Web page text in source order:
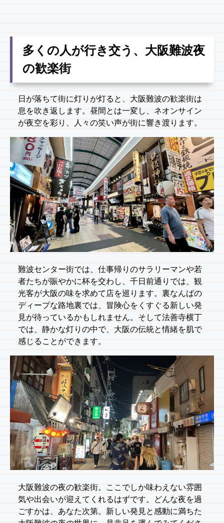
多くの人が行き交う、大阪難波夜
の歓楽街
日が落ちて街に灯りが灯ると、大阪難波の歓楽街は
息を吹き返します。昼間とは一変し、ネオンサイン
が夜空を彩り、人々の笑い声が街に響き渡ります。
難波センター街では、仕事帰りのサラリーマンや若
者たちが賑やかに杯を交わし、千日前通りでは、観
光客が大阪の味を求めて店を巡ります。裏なんばの
ディープな路地裏では、冒険心をくすぐる新しい発
見が待っているかもしれません。そして法善寺横丁
では、静かな灯りの中で、大阪の伝統と情緒を肌で
感じることができます。
大阪難波の夜の歓楽街。ここでしか味わえない雰囲
気や出会いが迎えてくれるはずです。どんな夜を過
ごすかは、あなた次第。新しい発見と感動に満ちた